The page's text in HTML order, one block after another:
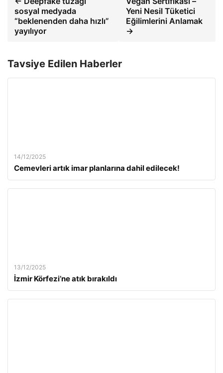
sosyal medyada
“beklenenden daha hızlı”
yayılıyor
Yeni Nesil Tüketici
Eğilimlerini Anlamak
→
Tavsiye Edilen Haberler
14/12/2025
Cemevleri artık imar planlarına dahil edilecek!
13/12/2025
İzmir Körfezi’ne atık bırakıldı